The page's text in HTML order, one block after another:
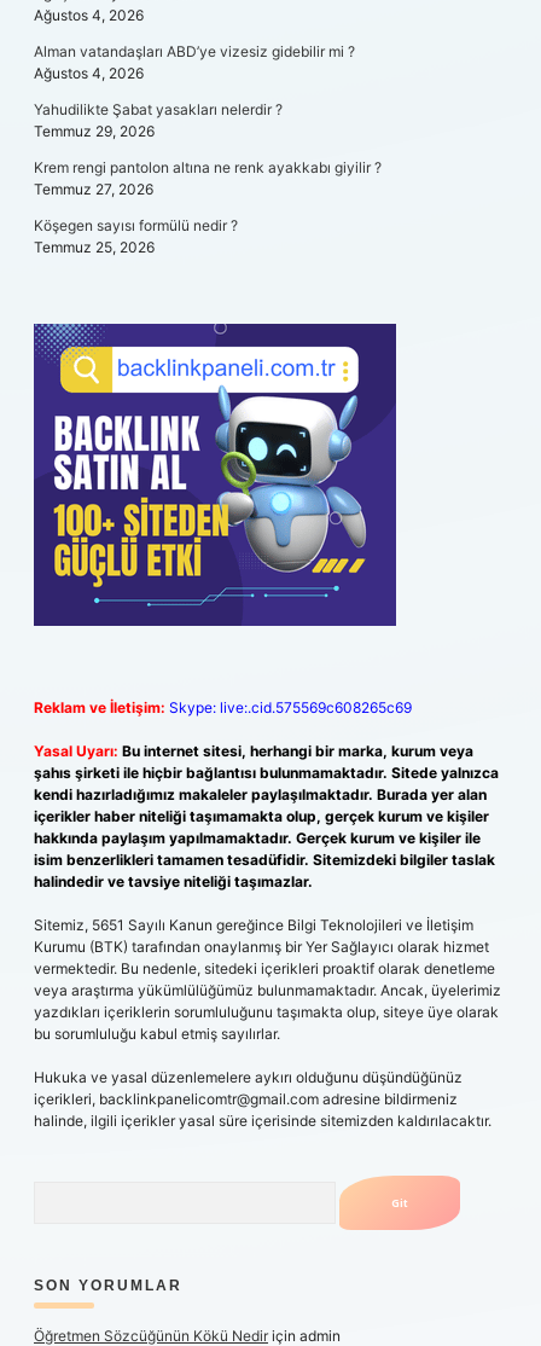
Ağustos 4, 2026
Alman vatandaşları ABD’ye vizesiz gidebilir mi ?
Ağustos 4, 2026
Yahudilikte Şabat yasakları nelerdir ?
Temmuz 29, 2026
Krem rengi pantolon altına ne renk ayakkabı giyilir ?
Temmuz 27, 2026
Köşegen sayısı formülü nedir ?
Temmuz 25, 2026
Reklam ve İletişim: Skype: live:.cid.575569c608265c69
Yasal Uyarı: Bu internet sitesi, herhangi bir marka, kurum veya
şahıs şirketi ile hiçbir bağlantısı bulunmamaktadır. Sitede yalnızca
kendi hazırladığımız makaleler paylaşılmaktadır. Burada yer alan
içerikler haber niteliği taşımamakta olup, gerçek kurum ve kişiler
hakkında paylaşım yapılmamaktadır. Gerçek kurum ve kişiler ile
isim benzerlikleri tamamen tesadüfidir. Sitemizdeki bilgiler taslak
halindedir ve tavsiye niteliği taşımazlar.
Sitemiz, 5651 Sayılı Kanun gereğince Bilgi Teknolojileri ve İletişim
Kurumu (BTK) tarafından onaylanmış bir Yer Sağlayıcı olarak hizmet
vermektedir. Bu nedenle, sitedeki içerikleri proaktif olarak denetleme
veya araştırma yükümlülüğümüz bulunmamaktadır. Ancak, üyelerimiz
yazdıkları içeriklerin sorumluluğunu taşımakta olup, siteye üye olarak
bu sorumluluğu kabul etmiş sayılırlar.
Hukuka ve yasal düzenlemelere aykırı olduğunu düşündüğünüz
içerikleri, backlinkpanelicomtr@gmail.com adresine bildirmeniz
halinde, ilgili içerikler yasal süre içerisinde sitemizden kaldırılacaktır.
SON YORUMLAR
Öğretmen Sözcüğünün Kökü Nediriçin admin